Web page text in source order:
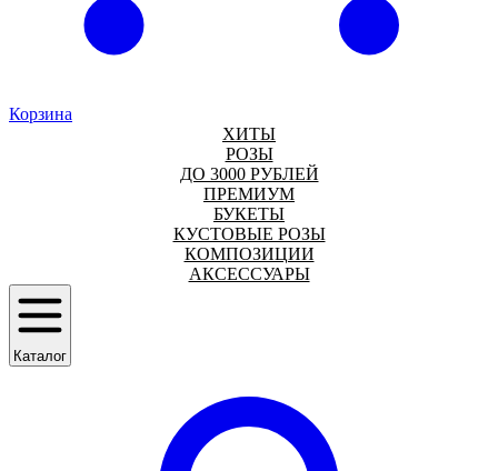
Корзина
ХИТЫ
РОЗЫ
ДО 3000 РУБЛЕЙ
ПРЕМИУМ
БУКЕТЫ
КУСТОВЫЕ РОЗЫ
КОМПОЗИЦИИ
АКСЕССУАРЫ
Каталог